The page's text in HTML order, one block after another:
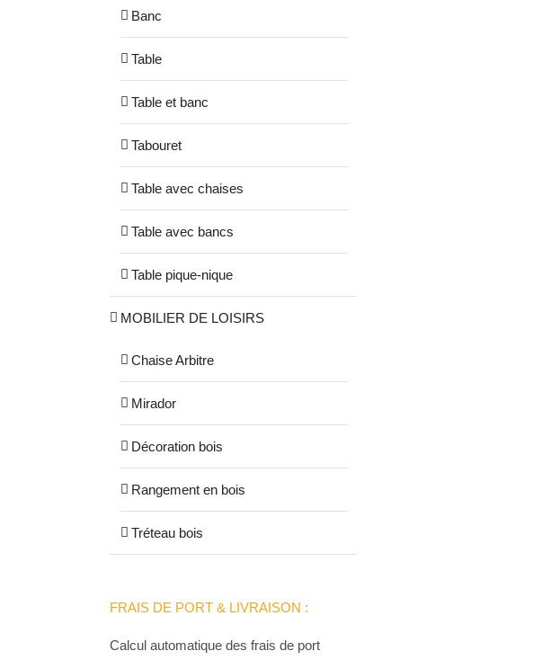
Banc
Table
Table et banc
Tabouret
Table avec chaises
Table avec bancs
Table pique-nique
MOBILIER DE LOISIRS
Chaise Arbitre
Mirador
Décoration bois
Rangement en bois
Tréteau bois
FRAIS DE PORT & LIVRAISON :
Calcul automatique des frais de port